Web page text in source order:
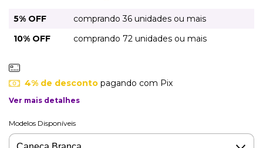
5% OFF
comprando 36 unidades ou mais
10% OFF
comprando 72 unidades ou mais
4% de descontopagando com Pix
Ver mais detalhes
Modelos Disponíveis